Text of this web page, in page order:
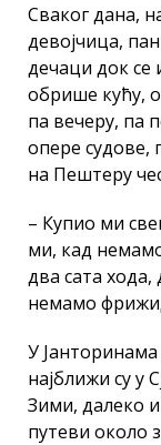
Сваког дана,
девојчица,
дечаци док се
обрише кућу,
па вечеру, па
опере судове,
на Пештеру
– Купио ми
ми, кад
два сата
немамо
У
најближи су у
Зими, далеко
путеви около